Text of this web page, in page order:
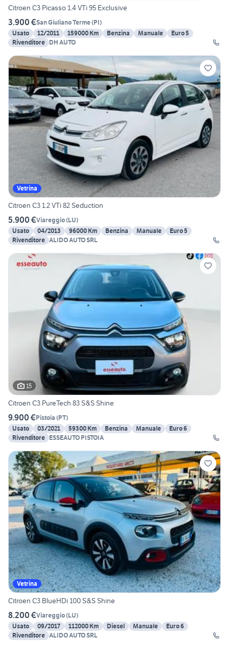
Citroen C3 Picasso 1.4 VTi 95 Exclusive
3.900 €San Giuliano Terme(PI)
Usato
12/2011 159000 Km Benzina Manuale
Euro 5
Rivenditore DH AUTO
Vetrina
Citroen C3 1.2 VTi 82 Seduction
5.900 €Viareggio(LU)
Usato
04/2013 96000 Km Benzina Manuale
Euro 5
Rivenditore ALIDO AUTO SRL
15
Citroen C3 PureTech 83 S&S Shine
9.900 €Pistoia (PT)
Usato
03/2021 59300 Km Benzina Manuale
Euro 6
Rivenditore ESSEAUTO PISTOIA
Vetrina
Citroen C3 BlueHDi 100 S&S Shine
8.200 €Viareggio(LU)
Usato
09/2017 112000 Km Diesel Manuale
Euro 6
Rivenditore ALIDO AUTO SRL